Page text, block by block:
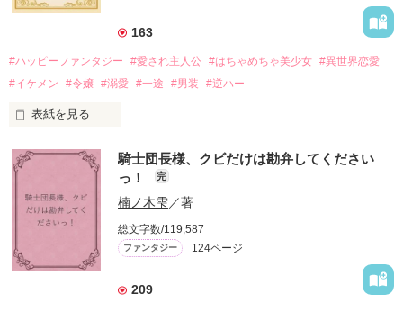
な結婚生活を満喫中。
そこでロベールを慕うアリスに一方的に敵視され、嫌がらせを
勘違いから始まる初夜騒動に危険ばかりの血まみれ新婚生活。
出会いは最悪、結婚生活は最高……？
愛を知らない公爵と天然怪力令嬢の溺愛バイオレンスラブコメ
ディです。
＊この世界のお金はお札にさせてください。
＊なろう、カクヨム、アルファポリス掲載中
163
#ハッピーファンタジー #愛され主人公 #はちゃめちゃ美少女 #異世界恋愛
#イケメン
#令嬢 #溺愛 #一途 #男装 #逆ハー
表紙を見る
＼異世界ラブコメ×ハッピーファンタジー／
「いやっほぉぉおお〜い！！！！」
バンジーした侯爵令嬢の先にいたのは
甘いマスクの公爵様の頭上でした
騎士団長様、クビだけは勘弁してください
っ！
完
楠ノ木雫／著
総文字数/119,587
ファンタジー 124ページ
209